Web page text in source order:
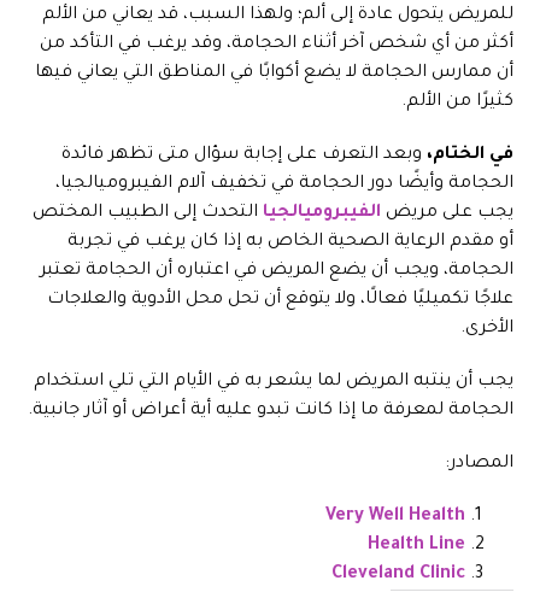
للمريض يتحول عادة إلى ألم؛ ولهذا السبب، قد يعاني من الألم
أكثر من أي شخص آخر أثناء الحجامة، وقد يرغب في التأكد من
أن ممارس الحجامة لا يضع أكوابًا في المناطق التي يعاني فيها
كثيرًا من الألم.
في الختام، وبعد التعرف على إجابة سؤال متى تظهر فائدة
الحجامة وأيضًا دور الحجامة في تخفيف آلام الفيبروميالجيا،
يجب على مريض الفيبروميالجيا التحدث إلى الطبيب المختص
أو مقدم الرعاية الصحية الخاص به إذا كان يرغب في تجربة
الحجامة، ويجب أن يضع المريض في اعتباره أن الحجامة تعتبر
علاجًا تكميليًا فعالًا، ولا يتوقع أن تحل محل الأدوية والعلاجات
الأخرى.
يجب أن ينتبه المريض لما يشعر به في الأيام التي تلي استخدام
الحجامة لمعرفة ما إذا كانت تبدو عليه أية أعراض أو آثار جانبية.
المصادر:
Very Well Health
Health Line
Cleveland Clinic